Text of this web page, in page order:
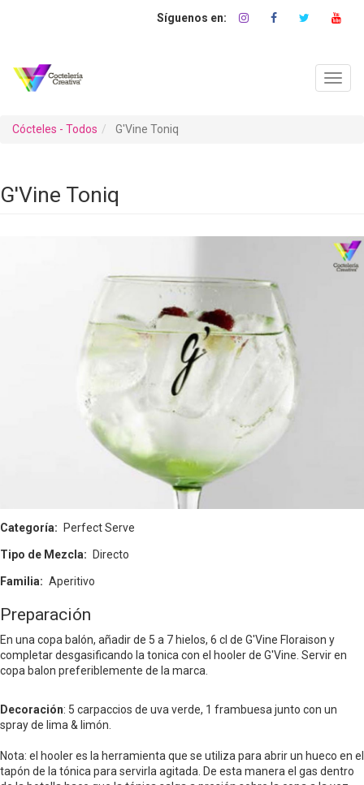
Cócteles - Todos G'Vine Toniq
G'Vine Toniq
Categoría Perfect Serve
Tipo de Mezcla Directo
Familia Aperitivo
Preparación
En una copa balón, añadir de 5 a 7 hielos, 6 cl de G'Vine Floraison y
completar desgasificando la tonica con el hooler de G'Vine. Servir en
copa balon preferiblemente de la marca.
Decoración: 5 carpaccios de uva verde, 1 frambuesa junto con un
spray de lima & limón.
Nota: el hooler es la herramienta que se utiliza para abrir un hueco en el
tapón de la tónica para servirla agitada. De esta manera el gas dentro